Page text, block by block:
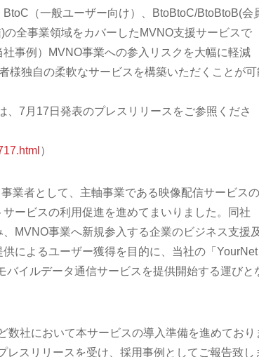
（一般ユーザー向け）、BtoBtoC/BtoBtoB(会
全事業領域をカバーしたMVNO支援サービスで
事例）MVNO事業への参入リスクを大幅に軽減
様独自の柔軟なサービスを構築いただくことが可
、7月17日発表のプレスリリースをご参照くださ
）
業者として、主軸事業である映像配信サービスの
ービスの利用促進を進めてまいりました。同社
MVNO事業へ新規参入する企業のビジネス支援及
によるユーザー獲得を目的に、当社の「YourNet
バイルデータ通信サービスを提供開始する運びと
社において本サービスの導入準備を進めており
スリリースを受け、採用事例としてご報告致し